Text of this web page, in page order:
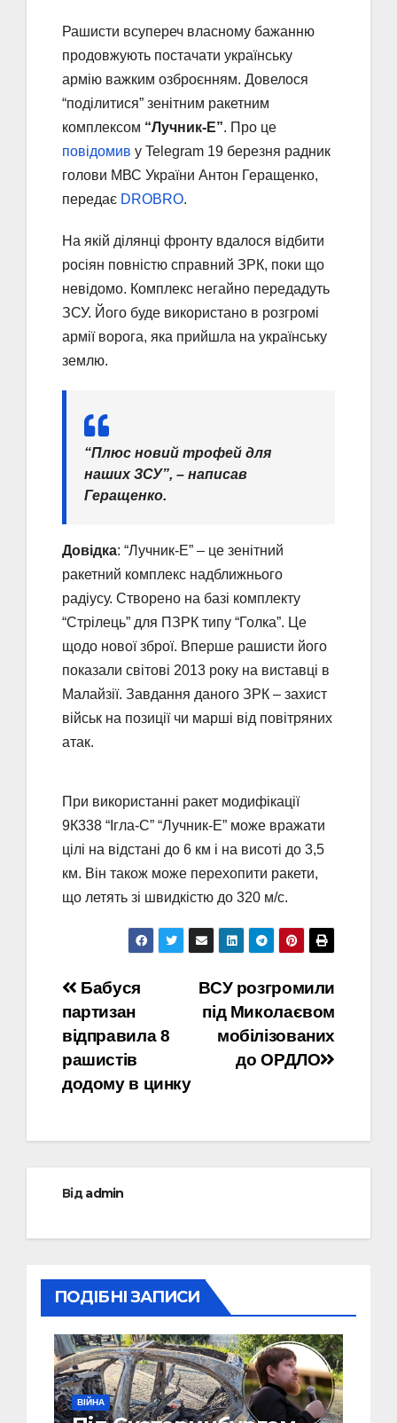
Рашисти всупереч власному бажанню
продовжують постачати українську
армію важким озброєнням. Довелося
“поділитися” зенітним ракетним
комплексом “Лучник-Е”. Про це
повідомив у Telegram 19 березня радник
голови МВС України Антон Геращенко,
передає DROBRO.
На якій ділянці фронту вдалося відбити
росіян повністю справний ЗРК, поки що
невідомо. Комплекс негайно передадуть
ЗСУ. Його буде використано в розгромі
армії ворога, яка прийшла на українську
землю.
“Плюс новий трофей для
наших ЗСУ”, – написав
Геращенко.
Довідка: “Лучник-Е” – це зенітний
ракетний комплекс надближнього
радіусу. Створено на базі комплекту
“Стрілець” для ПЗРК типу “Голка”. Це
щодо нової зброї. Вперше рашисти його
показали світові 2013 року на виставці в
Малайзії. Завдання даного ЗРК – захист
військ на позиції чи марші від повітряних
атак.
При використанні ракет модифікації
9К338 “Ігла-С” “Лучник-Е” може вражати
цілі на відстані до 6 км і на висоті до 3,5
км. Він також може перехопити ракети,
що летять зі швидкістю до 320 м/с.
Навігація
записів
ВСУ розгромили
під Миколаєвом
мобілізованих
до ОРДЛО
Бабуся
партизан
відправила 8
рашистів
додому в цинку
Відadmin
ПОДІБНІ ЗАПИСИ
ВІЙНА